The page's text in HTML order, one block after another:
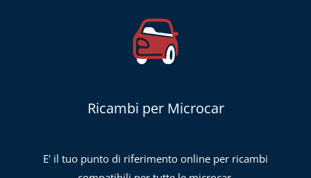
Ricambi per Microcar
E' il tuo punto di riferimento online per ricambi